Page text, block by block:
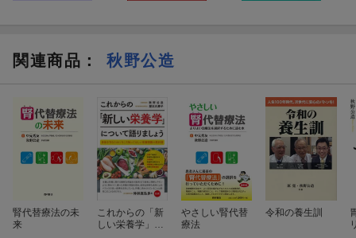
関連商品 ： 秋野公造
腎代替療法の未
来
これからの「新
しい栄養学」に
やさしい腎代替
療法
令和の養生訓